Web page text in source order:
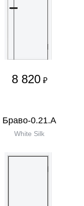
8 820 ₽
Браво-0.21.А
White Silk